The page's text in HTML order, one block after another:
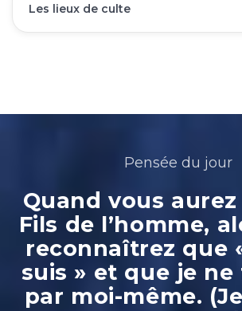
Les lieux de culte
Pensée du jour
Quand vous
Fils de l’homme,
reconnaîtrez que
suis » et que je ne
par moi-même.